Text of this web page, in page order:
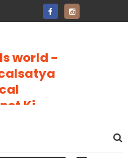
world -
Ki